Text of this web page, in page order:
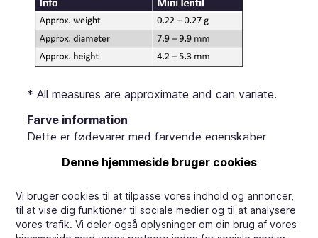
* All measures are approximate and can variate.
Farve information
Dette er fødevarer med farvende egenskaber
grøntsager (ikke selektivt udvundet i henhold til
som farvende fødevarer i henhold til NATCOL's
"code of practice for the Classification,
Denne hjemmeside bruger cookies
Vi bruger cookies til at tilpasse vores indhold og annoncer,
til at vise dig funktioner til sociale medier og til at analysere
vores trafik. Vi deler også oplysninger om din brug af vores